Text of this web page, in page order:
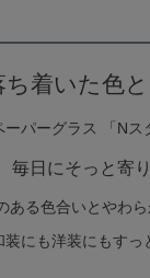
ち着いた色
毎日にそっと寄
る色合いとやわ
にも洋装にもすっ